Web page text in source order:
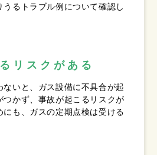
るトラブル例について確認し
リスクがある
ないと、ガス設備に不具合が起
つかず、事故が起こるリスクが
も、ガスの定期点検は受ける